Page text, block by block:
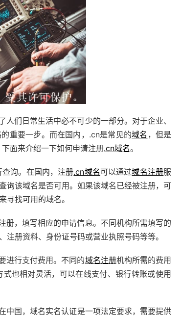
们日常生活中必不可少的一部分。对于企业、
重要一步。而在国内，.cn是常见的域名 ，但是
面来介绍一下如何申请注册.cn域名。
询。在国内，注册.cn域名可以通过域名注册服
询该域名是否可用。如果该域名已经被注册，可
寻找可用的域名。
册，填写相应的申请信息。不同机构所需填写的
册资料、身份证号码或营业执照号码等等。
进行支付费用。不同的域名注册机构所需的费用
式也相对灵活，可以在线支付、银行转账或使用
中国，域名实名认证是一项法定要求，需要提供